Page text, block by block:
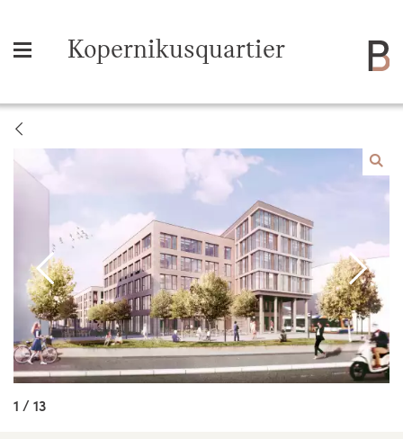
Kopernikusquartier
1 / 13